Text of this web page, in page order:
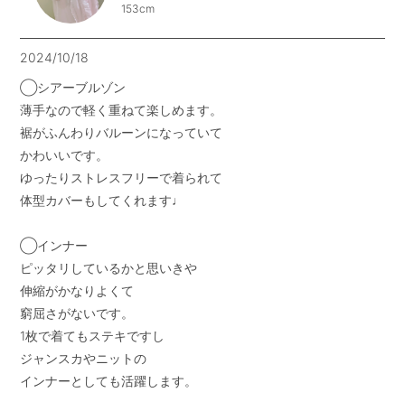
153cm
2024/10/18
◯シアーブルゾン
薄手なので軽く重ねて楽しめます。
裾がふんわりバルーンになっていて
かわいいです。
ゆったりストレスフリーで着られて
体型カバーもしてくれます♩
◯インナー
ピッタリしているかと思いきや
伸縮がかなりよくて
窮屈さがないです。
1枚で着てもステキですし
ジャンスカやニットの
インナーとしても活躍します。